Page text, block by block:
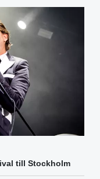
till Stockholm